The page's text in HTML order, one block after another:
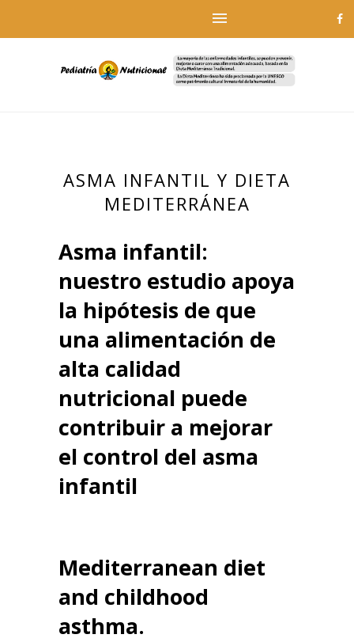
ASMA INFANTIL Y DIETA
MEDITERRÁNEA
Asma infantil:
nuestro estudio apoya
la hipótesis de que
una alimentación de
alta calidad
nutricional puede
contribuir a mejorar
el control del asma
infantil
Mediterranean diet
and childhood
asthma.